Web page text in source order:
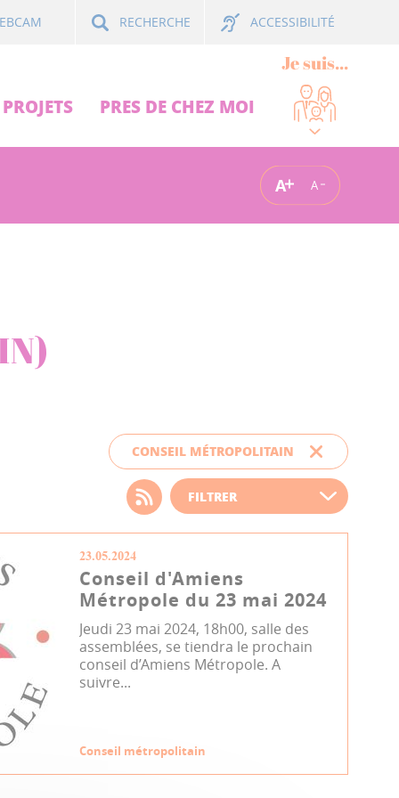
RECHERCHE ACCESSIBILITÉ
PRES DE CHEZ MOI
Je suis...
A A
CONSEIL MÉTROPOLITAIN
Choisissez votre filtre
d'actualité
23.05.2024
Conseil d'Amiens
Métropole du 23 mai 2024
Jeudi 23 mai 2024, 18h00, salle des
assemblées, se tiendra le prochain
conseil d’Amiens Métropole. A
suivre...
Conseil métropolitain